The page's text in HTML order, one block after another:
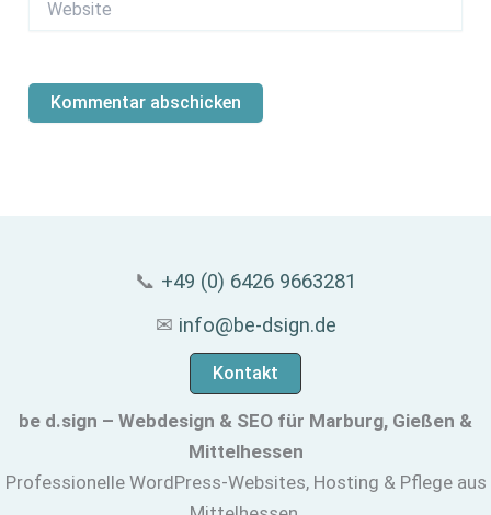
📞 +49 (0) 6426 9663281
✉ info@be-dsign.de
Kontakt
be d.sign – Webdesign & SEO für Marburg, Gießen &
Mittelhessen
Professionelle WordPress-Websites, Hosting & Pflege aus